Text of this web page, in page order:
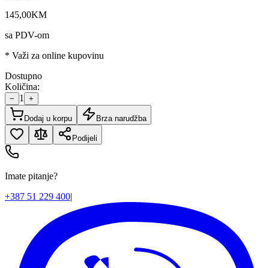
145,00KM
sa PDV-om
* Važi za online kupovinu
Dostupno
Količina:
− 1 +
Dodaj u korpu Brza narudžba
Podijeli
Imate pitanje?
+387 51 229 400|